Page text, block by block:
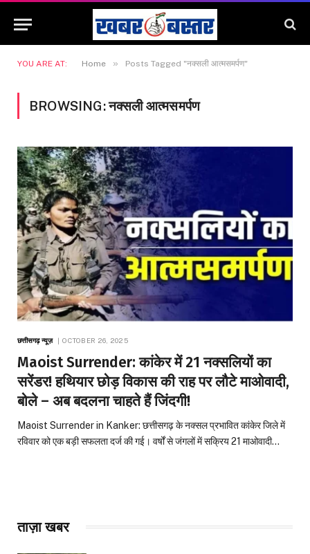
YOU ARE AT: Home » Posts Tagged "नक्सली आत्मसमर्पण"
BROWSING:नक्सली आत्मसमर्पण
छत्तीसगढ़ न्यूज़ OCTOBER 26, 2025
Maoist Surrender: कांकेर में 21 नक्सलियों का
सरेंडर! हथियार छोड़ विकास की राह पर लौटे माओवादी,
बोले – अब बदलना चाहते हैं जिंदगी!
Maoist Surrender in Kanker: छत्तीसगढ़ के नक्सल प्रभावित कांकेर जिले में
रविवार को एक बड़ी सफलता दर्ज की गई। वर्षों से जंगलों में सक्रिय 21 माओवादी…
ताज़ा खबर